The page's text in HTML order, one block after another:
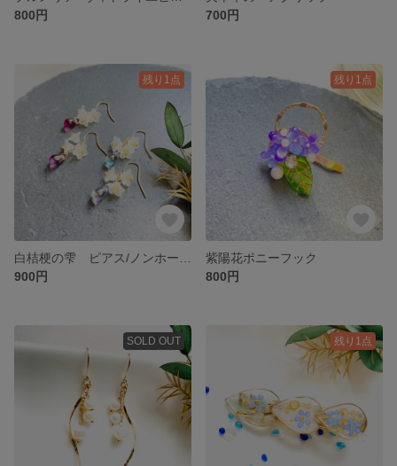
800円
700円
残り1点
900円
残り1点
紫陽花ポニーフック
800円
SOLD OUT 残り1点